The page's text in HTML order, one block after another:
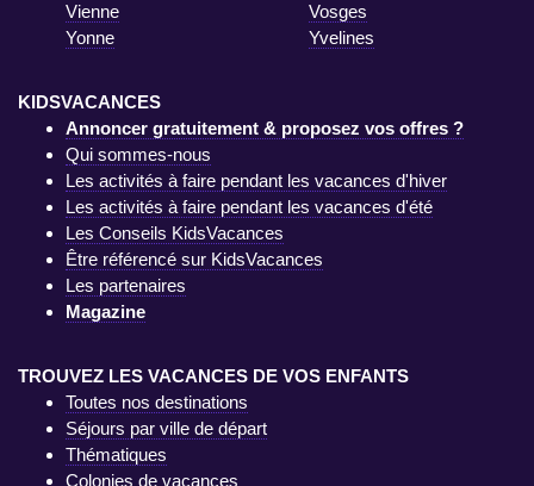
Vienne
Vosges
Yonne
Yvelines
KIDSVACANCES
Annoncer gratuitement & proposez vos offres ?
Qui sommes-nous
Les activités à faire pendant les vacances d'hiver
Les activités à faire pendant les vacances d'été
Les Conseils KidsVacances
Être référencé sur KidsVacances
Les partenaires
Magazine
TROUVEZ LES VACANCES DE VOS ENFANTS
Toutes nos destinations
Séjours par ville de départ
Thématiques
Colonies de vacances